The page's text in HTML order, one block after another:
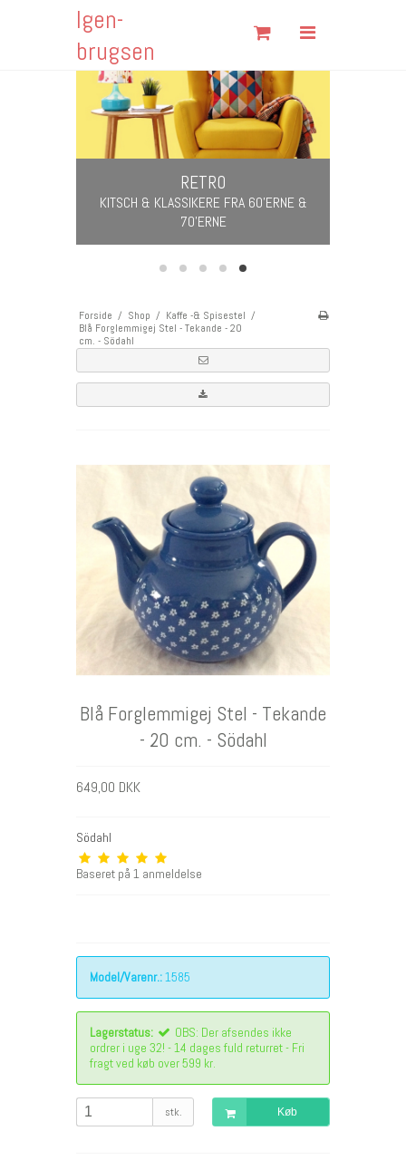
Igen-
brugsen
Om Igen-brugsen
Fortrydelsesformular
Åbningstider
DKK
RETRO
KITSCH & KLASSIKERE FRA 60'ERNE &
70'ERNE
Forside / Shop / Kaffe -& Spisestel /
Blå Forglemmigej Stel - Tekande - 20
cm. - Södahl
Blå Forglemmigej Stel - Tekande
- 20 cm. - Södahl
649,00 DKK
Södahl
Baseret på 1 anmeldelse
Model/Varenr.:1585
Lagerstatus:
OBS: Der afsendes ikke
ordrer i uge 32! - 14 dages fuld returret - Fri
fragt ved køb over 599 kr.
stk. Køb